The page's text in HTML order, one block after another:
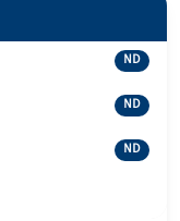
ND
ND
ND